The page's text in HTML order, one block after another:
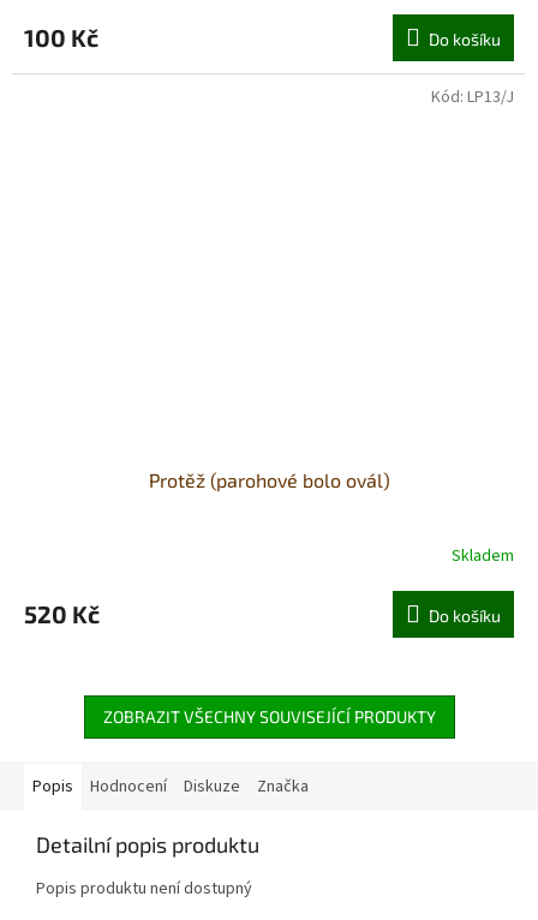
100 Kč Do košíku
Protěž (parohové bolo ovál)
Skladem
520 Kč Do košíku
Kód: LP13/J
ZOBRAZIT VŠECHNY SOUVISEJÍCÍ PRODUKTY
Popis Hodnocení Diskuze Značka
Detailní popis produktu
Popis produktu není dostupný